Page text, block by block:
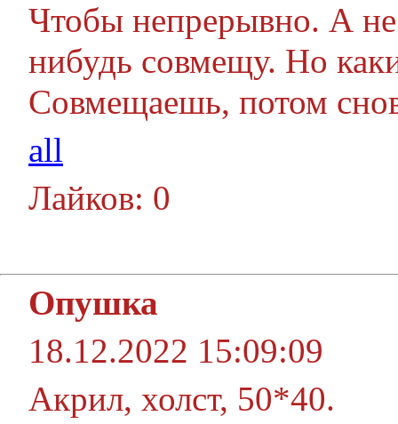
Чтобы непрерывно. А
нибудь совмещу. Но
Совмещаешь, потом
all
Лайков: 0
Опушка
18.12.2022 15:09:09
Акрил, холст, 50*40.